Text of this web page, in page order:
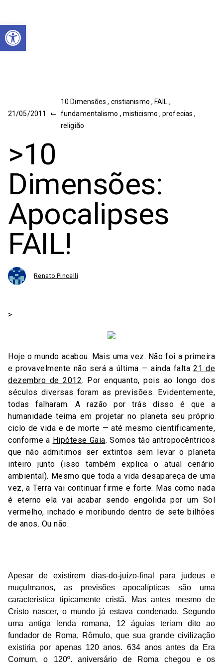
Abrir a barra de ferramentas
21/05/2011 ⌙
10 Dimensões, cristianismo , FAIL ,
fundamentalismo , misticismo ,profecias,
religião
>10
Dimensões:
Apocalipses
FAIL!
Renato Pincelli
>
Hoje o mundo acabou. Mais uma vez. Não foi a primeira
e provavelmente não será a última — ainda falta21 de
dezembro de 2012. Por enquanto, pois ao longo dos
séculos diversas foram as previsões. Evidentemente,
todas falharam. A razão por trás disso é que a
humanidade teima em projetar no planeta seu próprio
ciclo de vida e de morte — até mesmo cientificamente,
conforme a Hipótese Gaia. Somos tão antropocêntricos
que não admitimos ser extintos sem levar o planeta
inteiro junto (isso também explica o atual cenário
ambiental). Mesmo que toda a vida desapareça de uma
vez, a Terra vai continuar firme e forte. Mas como nada
é eterno ela vai acabar sendo engolida por um Sol
vermelho, inchado e moribundo dentro de sete bilhões
de anos. Ou não.
Apesar de existirem dias-do-juízo-final para judeus e
muçulmanos, as previsões apocalípticas são uma
característica tipicamente cristã. Mas antes mesmo de
Cristo nascer, o mundo já estava condenado. Segundo
uma antiga lenda romana, 12 águias teriam dito ao
fundador de Roma, Rômulo, que sua grande civilização
existiria por apenas 120 anos. 634 anos antes da Era
Comum, o 120º. aniversário de Roma chegou e os